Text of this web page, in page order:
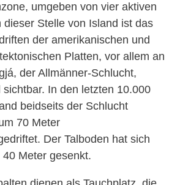
umgeben von vier aktiven
dieser Stelle von Island ist das
der amerikanischen und
Platten, vor allem an
der Allmänner-Schlucht,
In den letzten 10.000
beidseits der Schlucht
70 Meter
Der Talboden hat sich
Meter gesenkt.